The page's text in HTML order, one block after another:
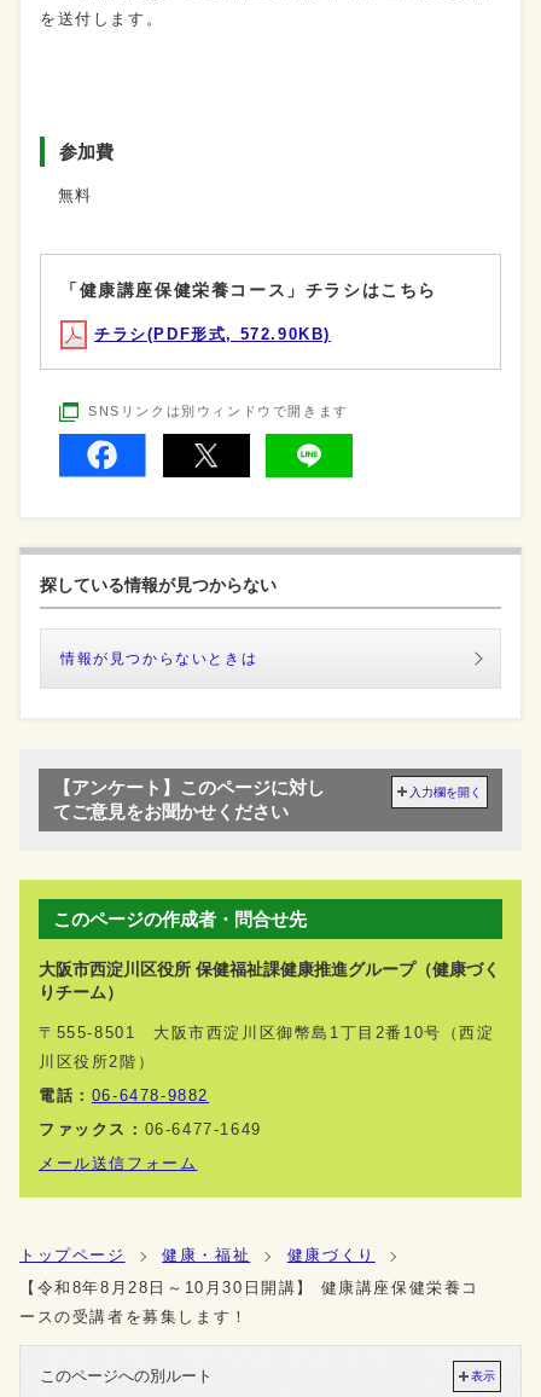
を送付します。
参加費
無料
「健康講座保健栄養コース」チラシはこちら
チラシ(PDF形式, 572.90KB)
SNSリンクは別ウィンドウで開きます
探している情報が見つからない
情報が見つからないときは
【アンケート】このページに対し
てご意見をお聞かせください
入力欄を開く
このページの作成者・問合せ先
大阪市西淀川区役所 保健福祉課健康推進グループ（健康づく
りチーム）
〒555-8501 大阪市西淀川区御幣島1丁目2番10号（西淀
川区役所2階）
電話： 06-6478-9882
ファックス： 06-6477-1649
メール送信フォーム
トップページ 健康・福祉
健康づくり
【令和8年8月28日～10月30日開講】 健康講座保健栄養コ
ースの受講者を募集します！
このページへの別ルート 表示